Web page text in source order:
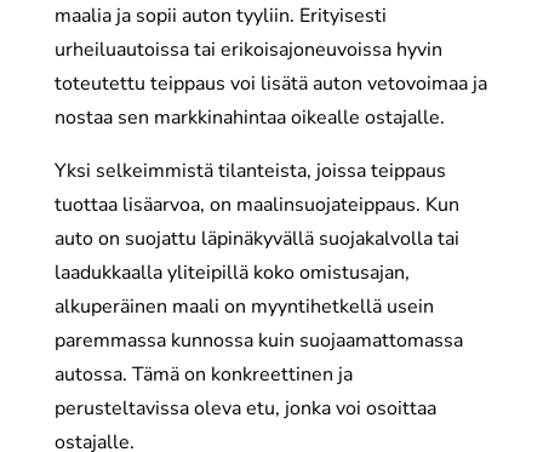
maalia ja sopii auton tyyliin. Erityisesti
urheiluautoissa tai erikoisajoneuvoissa hyvin
toteutettu teippaus voi lisätä auton vetovoimaa ja
nostaa sen markkinahintaa oikealle ostajalle.
Yksi selkeimmistä tilanteista, joissa teippaus
tuottaa lisäarvoa, on maalinsuojateippaus. Kun
auto on suojattu läpinäkyvällä suojakalvolla tai
laadukkaalla yliteipillä koko omistusajan,
alkuperäinen maali on myyntihetkellä usein
paremmassa kunnossa kuin suojaamattomassa
autossa. Tämä on konkreettinen ja
perusteltavissa oleva etu, jonka voi osoittaa
ostajalle.